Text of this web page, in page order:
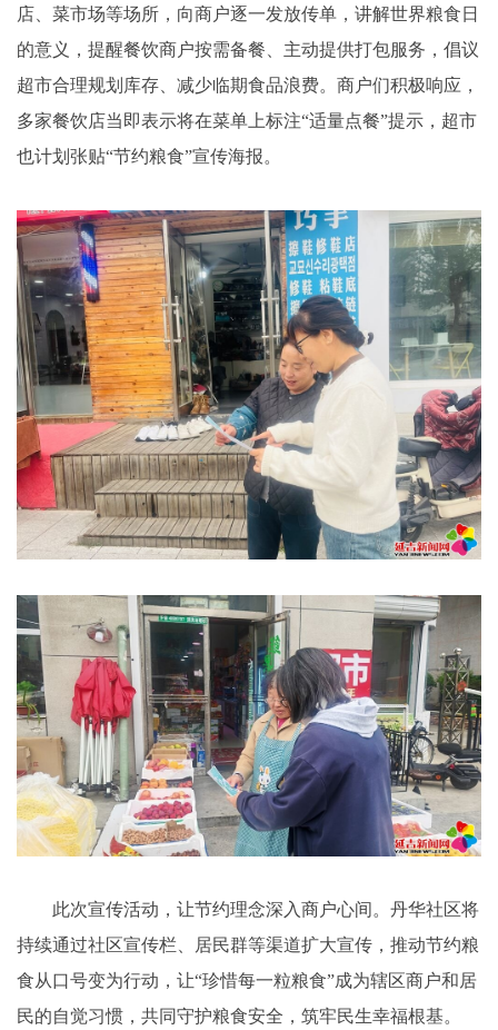
店、菜市场等场所，向商户逐一发放传单，讲解世界粮食日
的意义，提醒餐饮商户按需备餐、主动提供打包服务，倡议
超市合理规划库存、减少临期食品浪费。商户们积极响应，
多家餐饮店当即表示将在菜单上标注“适量点餐”提示，超市
也计划张贴“节约粮食”宣传海报。
此次宣传活动，让节约理念深入商户心间。丹华社区将
持续通过社区宣传栏、居民群等渠道扩大宣传，推动节约粮
食从口号变为行动，让“珍惜每一粒粮食”成为辖区商户和居
民的自觉习惯，共同守护粮食安全，筑牢民生幸福根基。